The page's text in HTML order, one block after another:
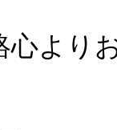
心より